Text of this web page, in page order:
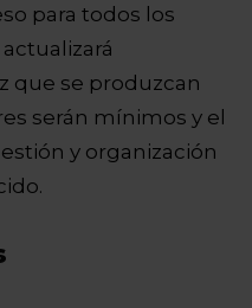
para todos los
que se produzcan
serán mínimos y el
y organización